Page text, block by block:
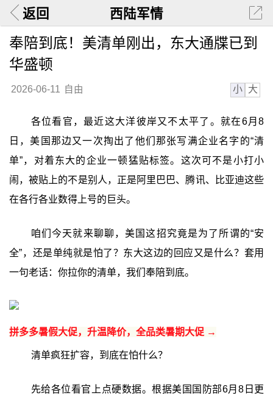
返回 西陆军情
奉陪到底！美清单刚出，东大通牒已到
华盛顿
2026-06-11 自由 小 大
各位看官，最近这大洋彼岸又不太平了。就在6月8
日，美国那边又一次掏出了他们那张写满企业名字的“清
单”，对着东大的企业一顿猛贴标签。这次可不是小打小
闹，被贴上的不是别人，正是阿里巴巴、腾讯、比亚迪这些
在各行各业数得上号的巨头。
咱们今天就来聊聊，美国这招究竟是为了所谓的“安
全”，还是单纯就是怕了？东大这边的回应又是什么？套用
一句老话：你拉你的清单，我们奉陪到底。
拼多多暑假大促，升温降价，全品类暑期大促 →
清单疯狂扩容，到底在怕什么？
先给各位看官上点硬数据。根据美国国防部6月8日更